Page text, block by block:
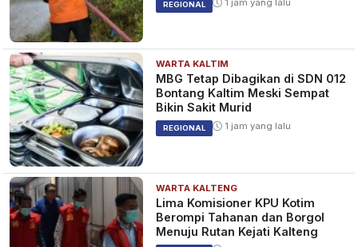
Vaksin Tak Lengkap Dilarang
Masuk Mal Saat Libur Nataru
BERITA 4 tahun yang lalu
PPKM Level 3 Se-Indonesia
Saat Libur Nataru Dibatalkan,
Begini Aturan Cuti Bagi ASN
REGIONAL 1 jam yang lalu
WARTA KALTIM
MBG Tetap Dibagikan di SDN 012
Bontang Kaltim Meski Sempat
Bikin Sakit Murid
REGIONAL 1 jam yang lalu
WARTA KALTENG
Lima Komisioner KPU Kotim
Berompi Tahanan dan Borgol
Menuju Rutan Kejati Kalteng